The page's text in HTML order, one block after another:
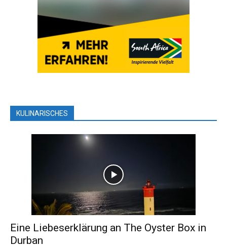
KULINARISCHES
Eine Liebeserklärung an The Oyster Box in
Durban